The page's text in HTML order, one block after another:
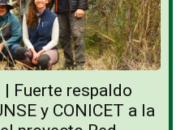
Fuerte respaldo
y CONICET a la